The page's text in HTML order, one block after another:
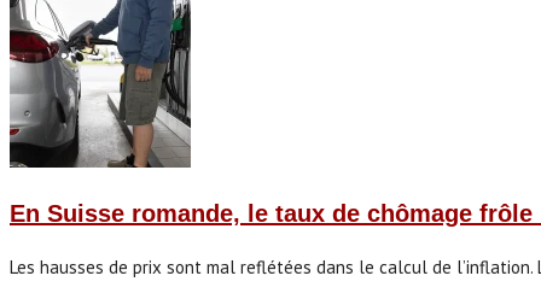
En Suisse romande, le taux de chômage
Les hausses de prix sont mal reflétées dans le calcul de l’inflation.